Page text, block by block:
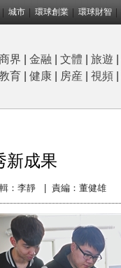
城市 環球創業 環球財智
界 金融 文體 旅遊
育 健康 房産 視頻
新成果
：李靜 | 責編：董健雄